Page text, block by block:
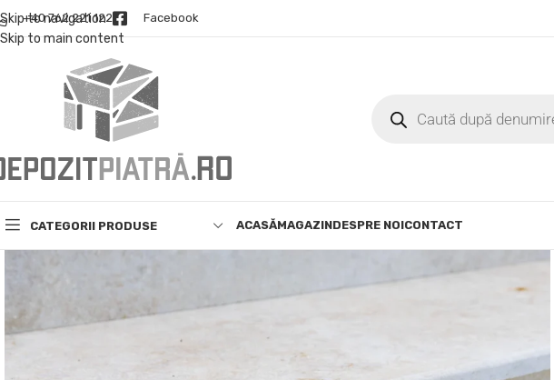
Skip to navigation
Skip to main content
+40 762 221 122 Facebook
CATEGORII PRODUSE ACASĂMAGAZINDESPRE NOICONTACT